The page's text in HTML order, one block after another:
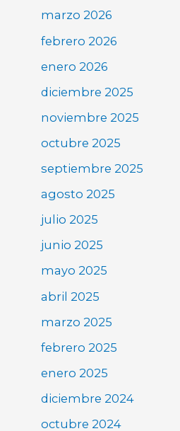
marzo 2026
febrero 2026
enero 2026
diciembre 2025
noviembre 2025
octubre 2025
septiembre 2025
agosto 2025
julio 2025
junio 2025
mayo 2025
abril 2025
marzo 2025
febrero 2025
enero 2025
diciembre 2024
octubre 2024